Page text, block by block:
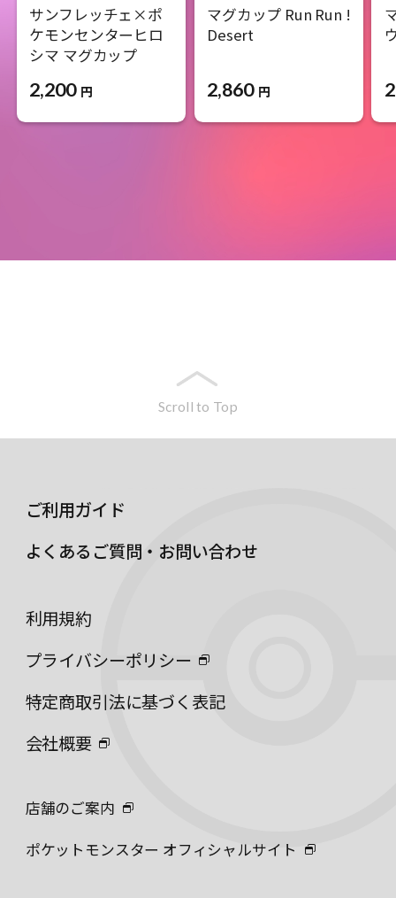
サンフレッチェ×ポ
ケモンセンターヒロ
シマ マグカップ
2,200 円
マグカップ Run Run !
Desert
2,860 円
Scroll to Top
ご利用ガイド
よくあるご質問・お問い合わせ
利用規約
プライバシーポリシー
特定商取引法に基づく表記
会社概要
店舗のご案内
ポケットモンスター オフィシャルサイト